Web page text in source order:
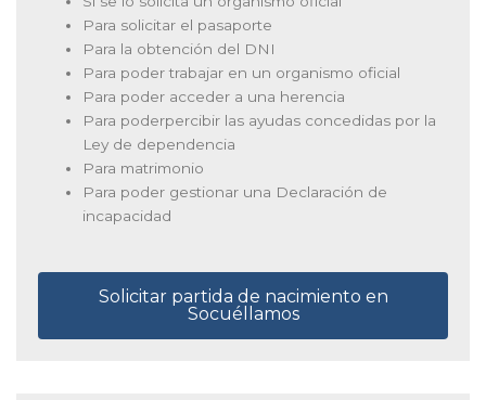
Para solicitar el pasaporte
Para la obtención del DNI
Para poder trabajar en un organismo oficial
Para poder acceder a una herencia
Para poderpercibir las ayudas concedidas por la
Ley de dependencia
Para matrimonio
Para poder gestionar una Declaración de
incapacidad
Solicitar partida de nacimiento en
Socuéllamos